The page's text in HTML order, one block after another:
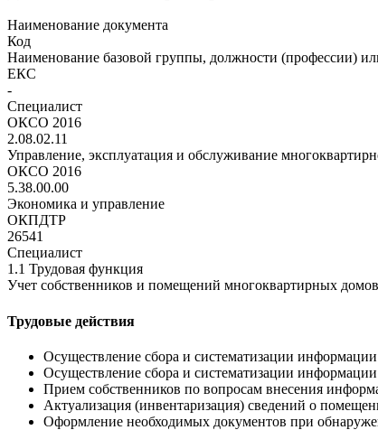
Наименование документа
Код
Наименование базовой группы, должности (профессии)
ЕКС
-
Специалист
ОКСО 2016
2.08.02.11
Управление, эксплуатация и обслуживание
ОКСО 2016
5.38.00.00
Экономика и управление
ОКПДТР
26541
Специалист
1.1 Трудовая функция
Учет собственников и помещений многоквартирных
Трудовые действия
Осуществление сбора и систематизации
Осуществление сбора и систематизации
Прием собственников по вопросам внесения
Актуализация (инвентаризация) сведений о
Оформление необходимых документов при